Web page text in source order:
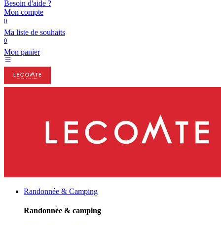
Besoin d'aide ?
Mon compte
0
Ma liste de souhaits
0
Mon panier
Randonnée & Camping
Randonnée & camping